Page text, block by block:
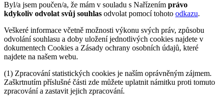
Byl/a jsem poučen/a, že mám v souladu s Nařízením právo
kdykoliv odvolat svůj souhlas odvolat pomocí tohoto odkazu.
Veškeré informace včetně možnosti výkonu svých práv, způsobu
odvolání souhlasu a doby uložení jednotlivých cookies najdete v
dokumentech Cookies a Zásady ochrany osobních údajů, které
najdete na našem webu.
(1) Zpracování statistických cookies je naším oprávněným zájmem.
Zaškrtnutím příslušné části zde můžete uplatnit námitku proti tomuto
zpracování a zastavit jejich zpracování.